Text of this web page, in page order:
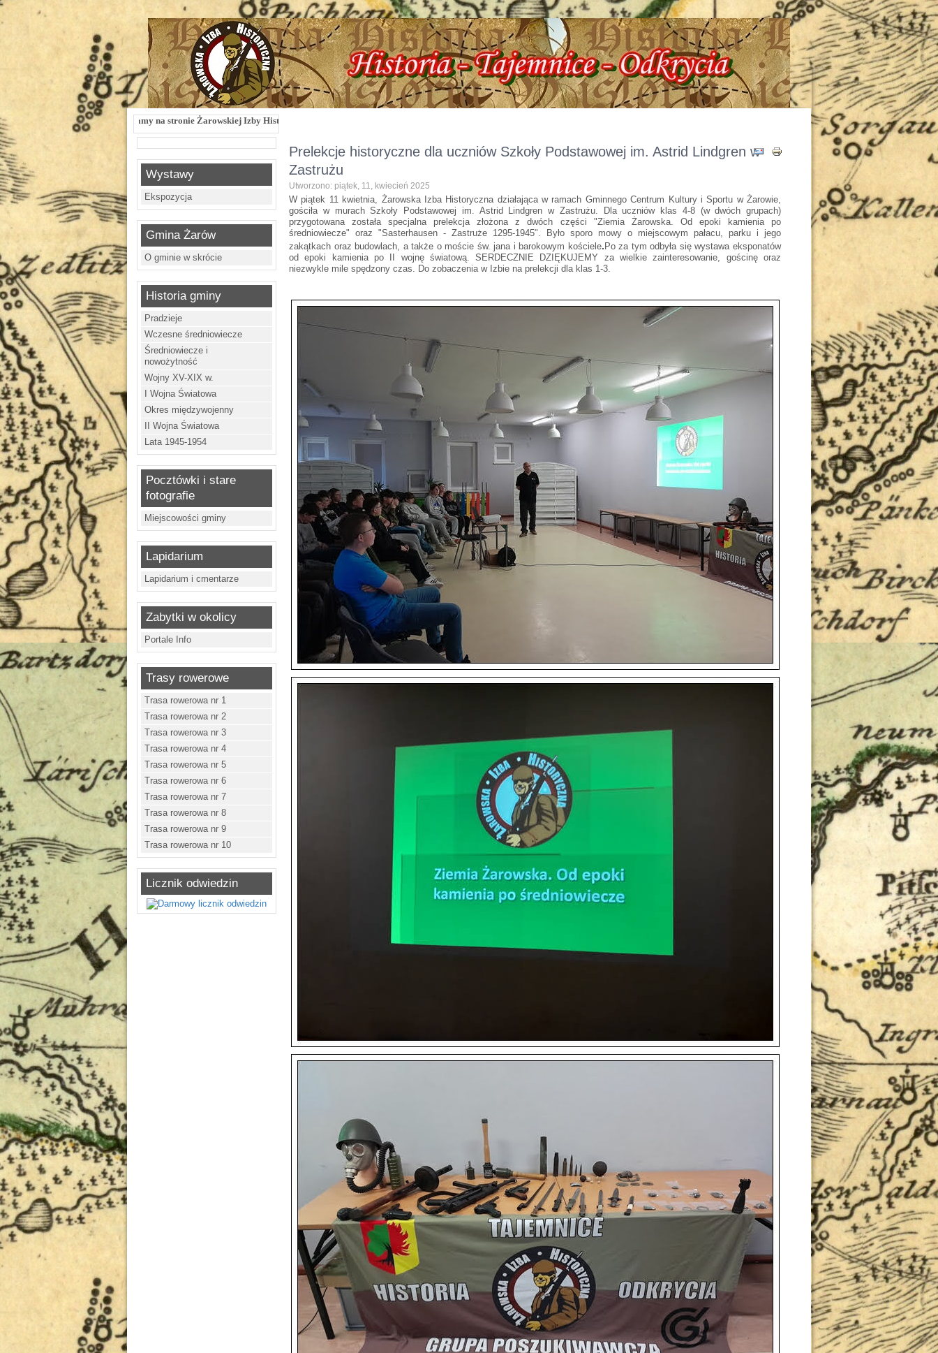
Witamy na stronie Żarowskiej Izby Historycznej !!! Żarowska Izba Historyczna, ul. Dworcowa 3 !!! e-mail: izbazarow@wp.pl, tel. 537-481-116 !!! Historia - Tajemnice - Odkrycia !!!
Wystawy
Ekspozycja
Gmina Żarów
O gminie w skrócie
Historia gminy
Pradzieje
Wczesne średniowiecze
Średniowiecze i
nowożytność
Wojny XV-XIX w.
I Wojna Światowa
Okres międzywojenny
II Wojna Światowa
Lata 1945-1954
Pocztówki i stare
fotografie
Miejscowości gminy
Lapidarium
Lapidarium i cmentarze
Zabytki w okolicy
Portale Info
Trasy rowerowe
Trasa rowerowa nr 1
Trasa rowerowa nr 2
Trasa rowerowa nr 3
Trasa rowerowa nr 4
Trasa rowerowa nr 5
Trasa rowerowa nr 6
Trasa rowerowa nr 7
Trasa rowerowa nr 8
Trasa rowerowa nr 9
Trasa rowerowa nr 10
Licznik odwiedzin
Prelekcje historyczne dla uczniów Szkoły Podstawowej im. Astrid Lindgren w
Zastrużu
Utworzono: piątek, 11, kwiecień 2025
W piątek 11 kwietnia, Żarowska Izba Historyczna działająca w ramach Gminnego Centrum Kultury i Sportu w Żarowie,
gościła w murach Szkoły Podstawowej im. Astrid Lindgren w Zastrużu. Dla uczniów klas 4-8 (w dwóch grupach)
przygotowana została specjalna prelekcja złożona z dwóch części "Ziemia Żarowska. Od epoki kamienia po
średniowiecze" oraz "Sasterhausen - Zastruże 1295-1945". Było sporo mowy o miejscowym pałacu, parku i jego
zakątkach oraz budowlach, a także o moście św. jana i barokowym kościele. Po za tym odbyła się wystawa eksponatów
od epoki kamienia po II wojnę światową. SERDECZNIE DZIĘKUJEMY za wielkie zainteresowanie, gościnę oraz
niezwykle mile spędzony czas. Do zobaczenia w Izbie na prelekcji dla klas 1-3.